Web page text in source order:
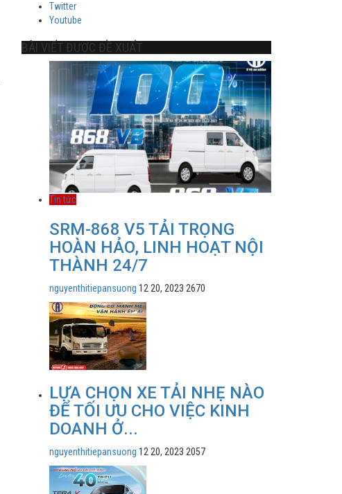
Twitter
Youtube
BÀI VIẾT ĐƯỢC ĐỀ XUẤT
Tin tức
SRM-868 V5 TẢI TRỌNG
HOÀN HẢO, LINH HOẠT NỘI
THÀNH 24/7
nguyenthitiepansuong 12 20, 2023 2670
LỰA CHỌN XE TẢI NHẸ NÀO
ĐỂ TỐI ƯU CHO VIỆC KINH
DOANH Ở...
nguyenthitiepansuong 12 20, 2023 2057